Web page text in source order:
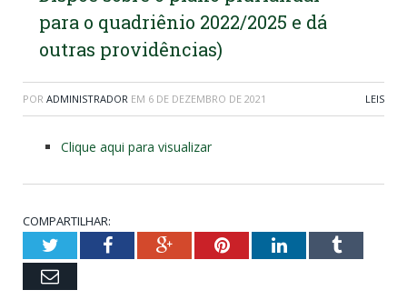
para o quadriênio 2022/2025 e dá
outras providências)
POR ADMINISTRADOR EM 6 DE DEZEMBRO DE 2021 LEIS
Clique aqui para visualizar
COMPARTILHAR:
TwitterFacebookGoogle+PinterestLinkedInTumblr
Email